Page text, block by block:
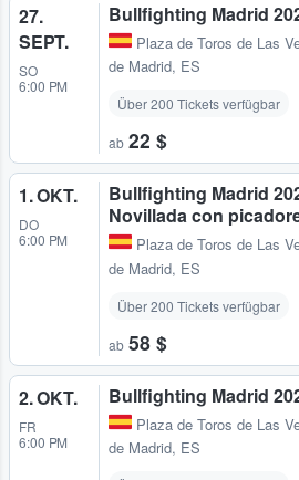
27.
SEPT.
SO
6:00 PM
Bullfighting Madrid
Plaza de Toros de Las
de Madrid, ES
Über 200 Tickets verfügbar
ab 22 $
1. OKT.
DO
6:00 PM
Bullfighting Madrid
Novillada con
Plaza de Toros de Las
de Madrid, ES
Über 200 Tickets verfügbar
ab 58 $
2. OKT.
FR
6:00 PM
Bullfighting Madrid
Plaza de Toros de Las
de Madrid, ES